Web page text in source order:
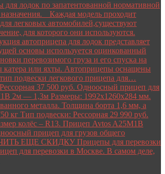
лодок по запатентованной нормативной
Каждая модель проходит
легковых автомобилей,существуют
для которого они используются.
автоприцепа для лодок представляет
основы используется оцинкованный
перевозимого груза и его спуска на
катера или яхты. Автоприцепы оснащены
подвески легкового прицепа для…
37 500 руб. Одноосный прицеп для
2м — 1,3м Размеры: 1992х1260х284 мм.
металла. Толщина борта 1,6 мм, а
Тип подвески: Рессорная 29 990 руб.
колёс – R13. Прицеп Avtos A25M1B
прицеп для грузов общего
ЕЩЕ СКИДКУ Прицепы для перевозки
для перевозки в Москве. В самом деле,